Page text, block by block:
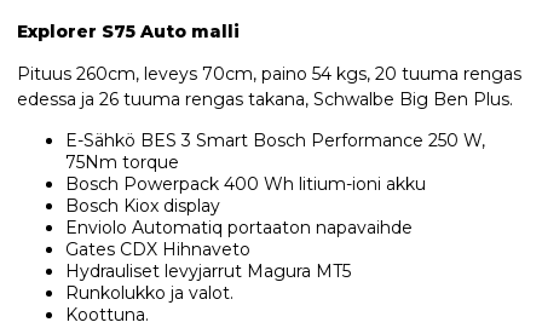
Explorer S75 Auto malli
Pituus 260cm, leveys 70cm, paino 54 kgs, 20 tuuma rengas
edessa ja 26 tuuma rengas takana, Schwalbe Big Ben Plus.
E-Sähkö BES 3 Smart Bosch Performance 250 W,
75Nm torque
Bosch Powerpack 400 Wh litium-ioni akku
Bosch Kiox display
Enviolo Automatiq portaaton napavaihde
Gates CDX Hihnaveto
Hydrauliset levyjarrut Magura MT5
Runkolukko ja valot.
Koottuna.